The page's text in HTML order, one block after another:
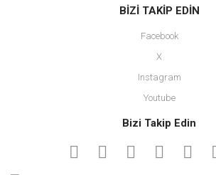
BİZİ TAKİP EDİN
Facebook
X
Instagram
Youtube
Bizi Takip Edin